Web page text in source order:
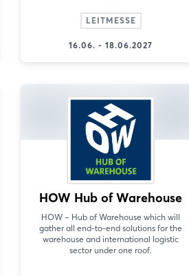
LEITMESSE
16.06. - 18.06.2027
HOW Hub of Warehouse
HOW – Hub of Warehouse which will
gather all end-to-end solutions for the
warehouse and international logistic
sector under one roof.